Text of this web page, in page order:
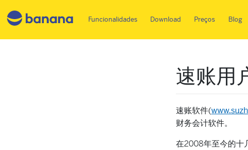
Main menu PT
Funcionalidades Download Preços Blog
速账用
速账软件(
财务会计软件。
在2008年至今的十